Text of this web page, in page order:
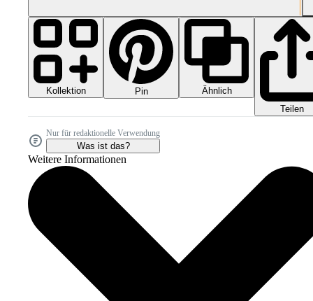
Kollektion Pin
Ähnlich
Teilen
Nur für redaktionelle Verwendung
Was ist das?
Weitere Informationen